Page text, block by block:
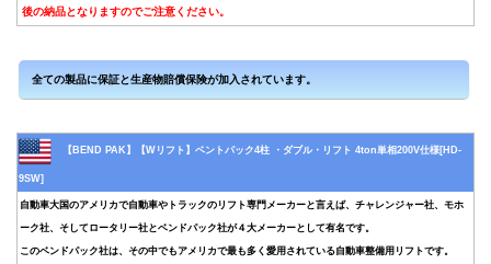
後の納品となりますのでご注意ください。
【BEND PAK】【Wリフト】ベントパック4柱 ・ダブル・リフト 4ton単相200V仕様[HD-
9SW]
自動車大国のアメリカで自動車やトラックのリフト専門メーカーと言えば、チャレンジャー社、モホ
ーク社、そしてロータリー社とベンドパック社が４大メーカーとして有名です。
このベンドパック社は、その中でもアメリカで最も多く愛用されている自動車整備用リフトです。